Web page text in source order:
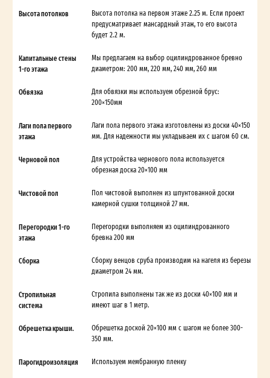
Высота потолков
Высота потолка на первом этаже 2.25 м. Если проект
предусматривает мансардный этаж, то его высота
будет 2.2 м.
Капитальные стены
1-го этажа
Мы предлагаем на выбор оцилиндрованное бревно
диаметром: 200 мм, 220 мм, 240 мм, 260 мм
Обвязка
Для обвязки мы используем обрезной брус:
200×150мм
Лаги пола первого
этажа
Лаги пола первого этажа изготовлены из доски 40×150
мм. Для надежности мы укладываем их с шагом 60 см.
Черновой пол
Для устройства чернового пола используется
обрезная доска 20×100 мм
Чистовой пол
Пол чистовой выполнен из шпунтованной доски
камерной сушки толщиной 27 мм.
Перегородки 1-го
этажа
Перегородки выполняем из оцилиндрованного
бревна 200 мм
Сборка
Сборку венцов сруба производим на нагеля из березы
диаметром 24 мм.
Стропильная
система
Стропила выполнены так же из доски 40×100 мм и
имеют шаг в 1 метр.
Обрешетка крыши.
Обрешетка доской 20×100 мм с шагом не более 300-
350 мм.
Парогидроизоляция Используем мембранную пленку